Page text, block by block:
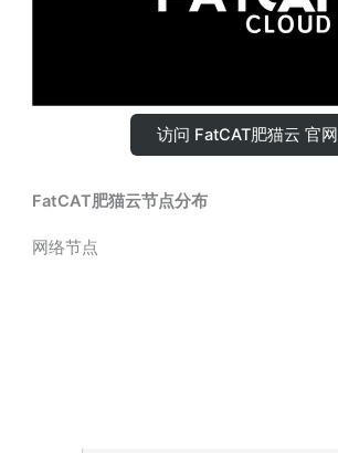
访问 FatCAT肥猫云 官网
FatCAT肥猫云节点分布
网络节点